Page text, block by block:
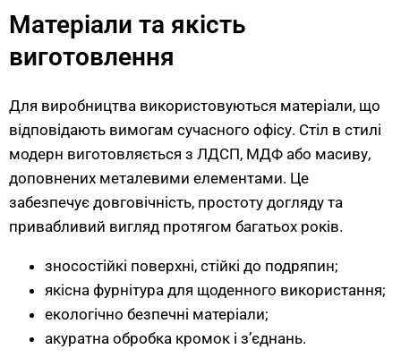
Матеріали та якість
виготовлення
Для виробництва використовуються матеріали, що
відповідають вимогам сучасного офісу. Стіл в стилі
модерн виготовляється з ЛДСП, МДФ або масиву,
доповнених металевими елементами. Це
забезпечує довговічність, простоту догляду та
привабливий вигляд протягом багатьох років.
зносостійкі поверхні, стійкі до подряпин;
якісна фурнітура для щоденного використання;
екологічно безпечні матеріали;
акуратна обробка кромок і з’єднань.